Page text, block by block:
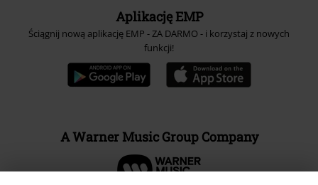
Aplikację EMP
Ściągnij nową aplikację EMP - ZA DARMO - i korzystaj z nowych
funkcji!
A Warner Music Group Company